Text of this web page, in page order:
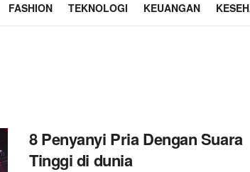
FASHION TEKNOLOGI KEUANGAN
8 Penyanyi Pria Dengan Suara
Tinggi di dunia